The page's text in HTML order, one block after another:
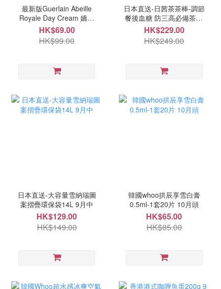
最新版Guerlain Abeille
Royale Day Cream 嬌蘭
HK$69.00
HK$99.00
日本直送-日茜茶茶棒-調節
餐後血糖 防三高必備茶20
入 9月中
HK$229.00
HK$249.00
日本直送-大容量雪納瑞圖
案摺疊環保袋14L 9月中
HK$129.00
HK$149.00
韓國whoo拱辰享雪白膏
0.5ml-1套20片 10月頭
HK$65.00
HK$85.00